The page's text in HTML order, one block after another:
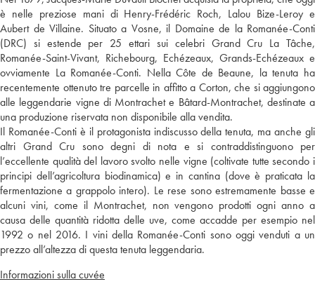
è nelle preziose mani di Henry-Frédéric Roch, Lalou Bize-Leroy e
Aubert de Villaine. Situato a Vosne, il Domaine de la Romanée-Conti
(DRC) si estende per 25 ettari sui celebri Grand Cru La Tâche,
Romanée-Saint-Vivant, Richebourg, Echézeaux, Grands-Echézeaux e
ovviamente La Romanée-Conti. Nella Côte de Beaune, la tenuta ha
recentemente ottenuto tre parcelle in affitto a Corton, che si aggiungono
alle leggendarie vigne di Montrachet e Bâtard-Montrachet, destinate a
una produzione riservata non disponibile alla vendita.
Il Romanée-Conti è il protagonista indiscusso della tenuta, ma anche gli
altri Grand Cru sono degni di nota e si contraddistinguono per
l’eccellente qualità del lavoro svolto nelle vigne (coltivate tutte secondo i
principi dell’agricoltura biodinamica) e in cantina (dove è praticata la
fermentazione a grappolo intero). Le rese sono estremamente basse e
alcuni vini, come il Montrachet, non vengono prodotti ogni anno a
causa delle quantità ridotta delle uve, come accadde per esempio nel
1992 o nel 2016. I vini della Romanée-Conti sono oggi venduti a un
prezzo all’altezza di questa tenuta leggendaria.
Informazioni sulla cuvée